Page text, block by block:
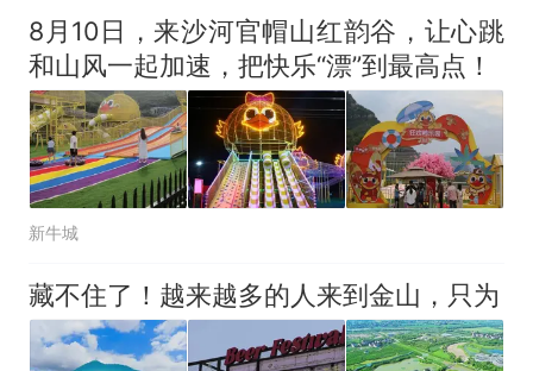
8月10日，来沙河官帽山红韵谷，让心跳
和山风一起加速，把快乐“漂”到最高点！
新牛城
藏不住了！越来越多的人来到金山，只为